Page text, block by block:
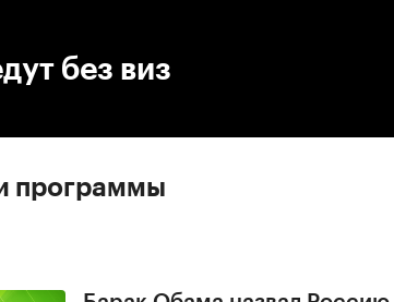
без виз
программы